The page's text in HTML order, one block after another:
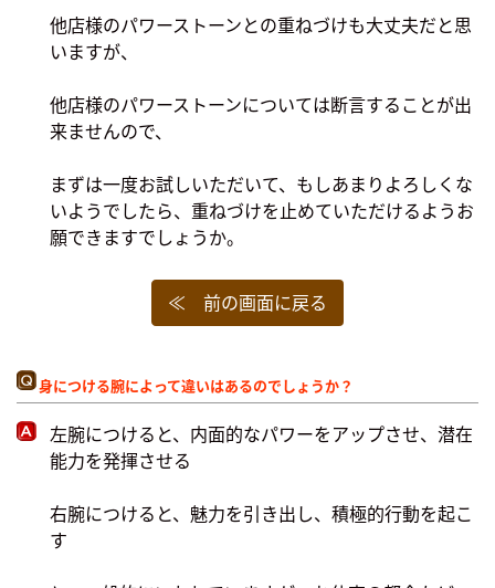
他店様のパワーストーンとの重ねづけも大丈夫だと思
いますが、
他店様のパワーストーンについては断言することが出
来ませんので、
まずは一度お試しいただいて、もしあまりよろしくな
いようでしたら、重ねづけを止めていただけるようお
願できますでしょうか。
≪ 前の画面に戻る
身につける腕によって違いはあるのでしょうか？
左腕につけると、内面的なパワーをアップさせ、潜在
能力を発揮させる
右腕につけると、魅力を引き出し、積極的行動を起こ
す